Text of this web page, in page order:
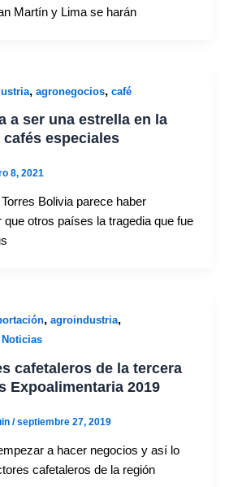
Martín y Lima se harán
, agronegocios, café
a ser una estrella en la
especiales
8, 2021
Bolivia parece haber
otros países la tragedia que fue
, agroindustria,
Noticias
cafetaleros de la tercera
Expoalimentaria 2019
/septiembre 27, 2019
a hacer negocios y así lo
cafetaleros de la región